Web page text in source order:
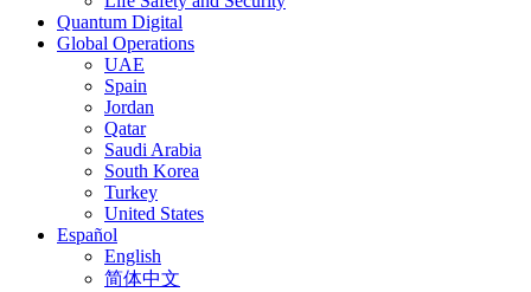
Quantum Digital
Global Operations
UAE
Spain
Jordan
Qatar
Saudi Arabia
South Korea
Turkey
United States
Español
English
简体中文